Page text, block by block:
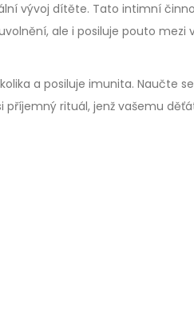
vývoj dítěte. Tato intimní
ale i posiluje pouto mezi
a posiluje imunita. Naučte se
rituál, jenž vašemu